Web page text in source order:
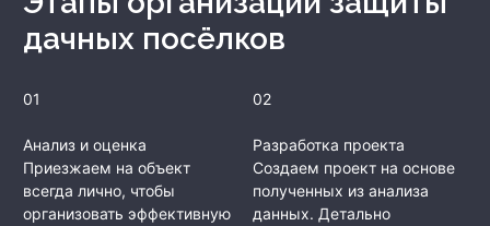
дачных посёлков
01
Анализ и оценка
Приезжаем на объект
всегда лично, чтобы
организовать эффективную
02
Разработка проекта
Создаем проект на основе
полученных из анализа
данных. Детально